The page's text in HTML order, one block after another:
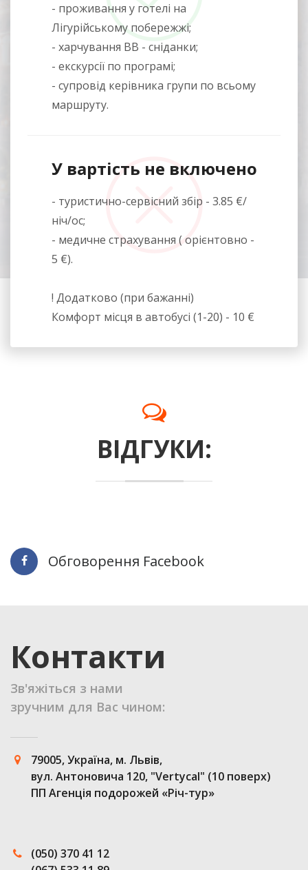
- проживання у готелі на
Лігурійському побережжі;
- харчування ВВ - сніданки;
- екскурсії по програмі;
- супровід керівника групи по всьому
маршруту.
У вартість не включено
- туристично-сервісний збір - 3.85 €/
ніч/ос;
- медичне страхування ( орієнтовно -
5 €).
! Додатково (при бажанні)
Комфорт місця в автобусі (1-20) - 10 €
ВІДГУКИ:
Обговорення Facebook
Контакти
Зв'яжіться з нами
зручним для Вас чином:
79005, Україна, м. Львів,
вул. Антоновича 120, "Vertycal" (10 поверх)
ПП Агенція подорожей «Річ-тур»
(050) 370 41 12